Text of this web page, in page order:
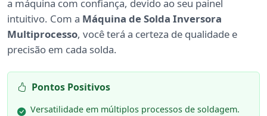
a máquina com confiança, devido ao seu painel
intuitivo. Com a Máquina de Solda Inversora
Multiprocesso, você terá a certeza de qualidade e
precisão em cada solda.
Pontos Positivos
Versatilidade em múltiplos processos de soldagem.